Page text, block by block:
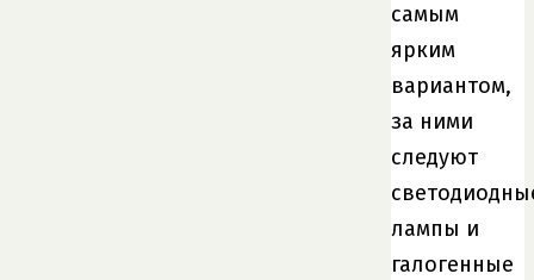
самым
ярким
вариантом,
за ними
следуют
лампы и
галогенные